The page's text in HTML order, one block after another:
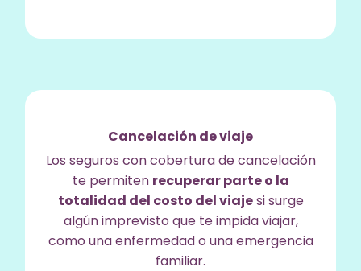
Cancelación de viaje
Los seguros con cobertura de cancelación
te permiten recuperar parte o la
totalidad del costo del viajesi surge
algún imprevisto que te impida viajar,
como una enfermedad o una emergencia
familiar.